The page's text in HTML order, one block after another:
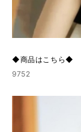
◆商品はこちら◆
9752